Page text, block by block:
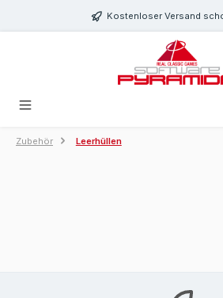
Zum Hauptinhalt springenKostenloser Versand
Zubehör Leerhüllen